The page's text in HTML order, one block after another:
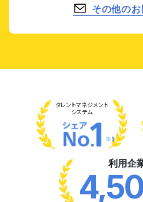
その他の
タレントマネジメント
システム
※1
利用企